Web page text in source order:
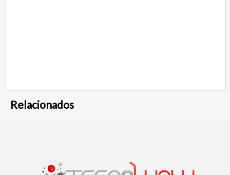
Relacionados